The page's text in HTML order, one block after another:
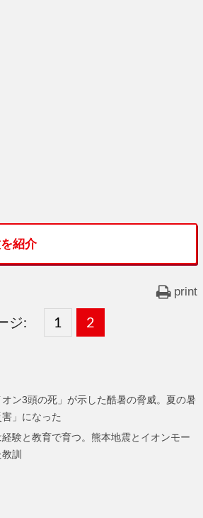
紹介
print
ジ:
固
ー
ジ
1 ,
固
ー
ジ
2
ン3頭の死」が示した酷暑の脅威。夏の暑
」になった
験と教育で育つ。熊本地震とイオンモー
訓